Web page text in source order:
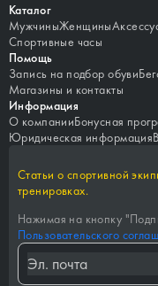
Каталог
МужчиныЖенщины
Спортивные часы
Помощь
Запись на подбор обуви
Магазины и контакты
Информация
О компанииБонусная
Юридическая информация
Статьи о спортивной
тренировках.
Нажимая на кнопку "
Пользовательского